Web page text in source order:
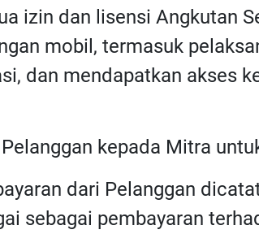
izin dan lisensi Angkutan
mobil, termasuk
dan mendapatkan akses
kepada Mitra
dari Pelanggan
sebagai pembayaran